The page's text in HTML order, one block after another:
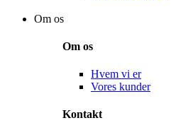
Om os
Om os
Hvem vi er
Vores kunder
Kontakt